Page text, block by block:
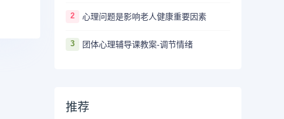
2 心理问题是影响老人健康重要因素
3 团体心理辅导课教案-调节情绪
推荐